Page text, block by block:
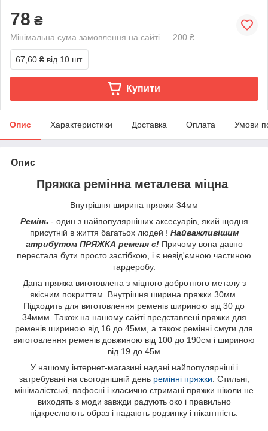
78 ₴
Мінімальна сума замовлення на сайті — 200 ₴
67,60 ₴ від 10 шт.
Купити
Опис Характеристики Доставка Оплата Умови
Опис
Пряжка ремінна металева міцна
Внутрішня ширина пряжки 34мм
Ремінь- один з найпопулярніших аксесуарів, який щодня
присутній в життя багатьох людей ! Найважливішим
атрибутом ПРЯЖКА ременя є! Причому вона давно
перестала бути просто застібкою, і є невід'ємною частиною
гардеробу.
Дана пряжка виготовлена з міцного добротного металу з
якісним покриттям. Внутрішня ширина пряжки 30мм.
Підходить для виготовлення ременів шириною від 30 до
34ммм. Також на нашому сайті представлені пряжки для
ременів шириною від 16 до 45мм, а також ремінні смуги для
виготовлення ременів довжиною від 100 до 190см і шириною
від 19 до 45м
У нашому інтернет-магазині надані найпопулярніші і
затребувані на сьогоднішній день ремінні пряжки. Стильні,
мінімалістські, пафосні і класично стримані пряжки ніколи не
виходять з моди завжди радують око і правильно
підкреслюють образ і надають родзинку і пікантність.